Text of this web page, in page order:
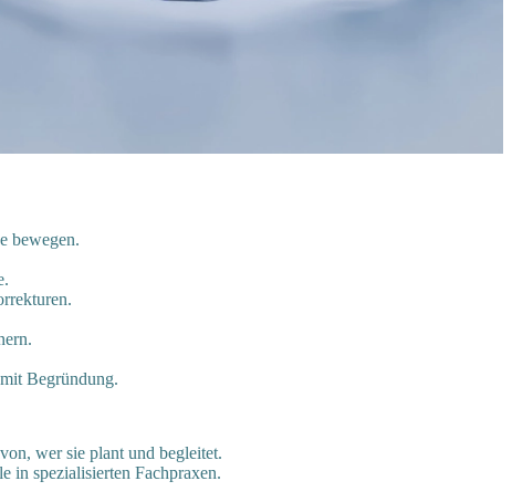
bewegen.
Begründung.
wer sie plant und begleitet.
in spezialisierten Fachpraxen.